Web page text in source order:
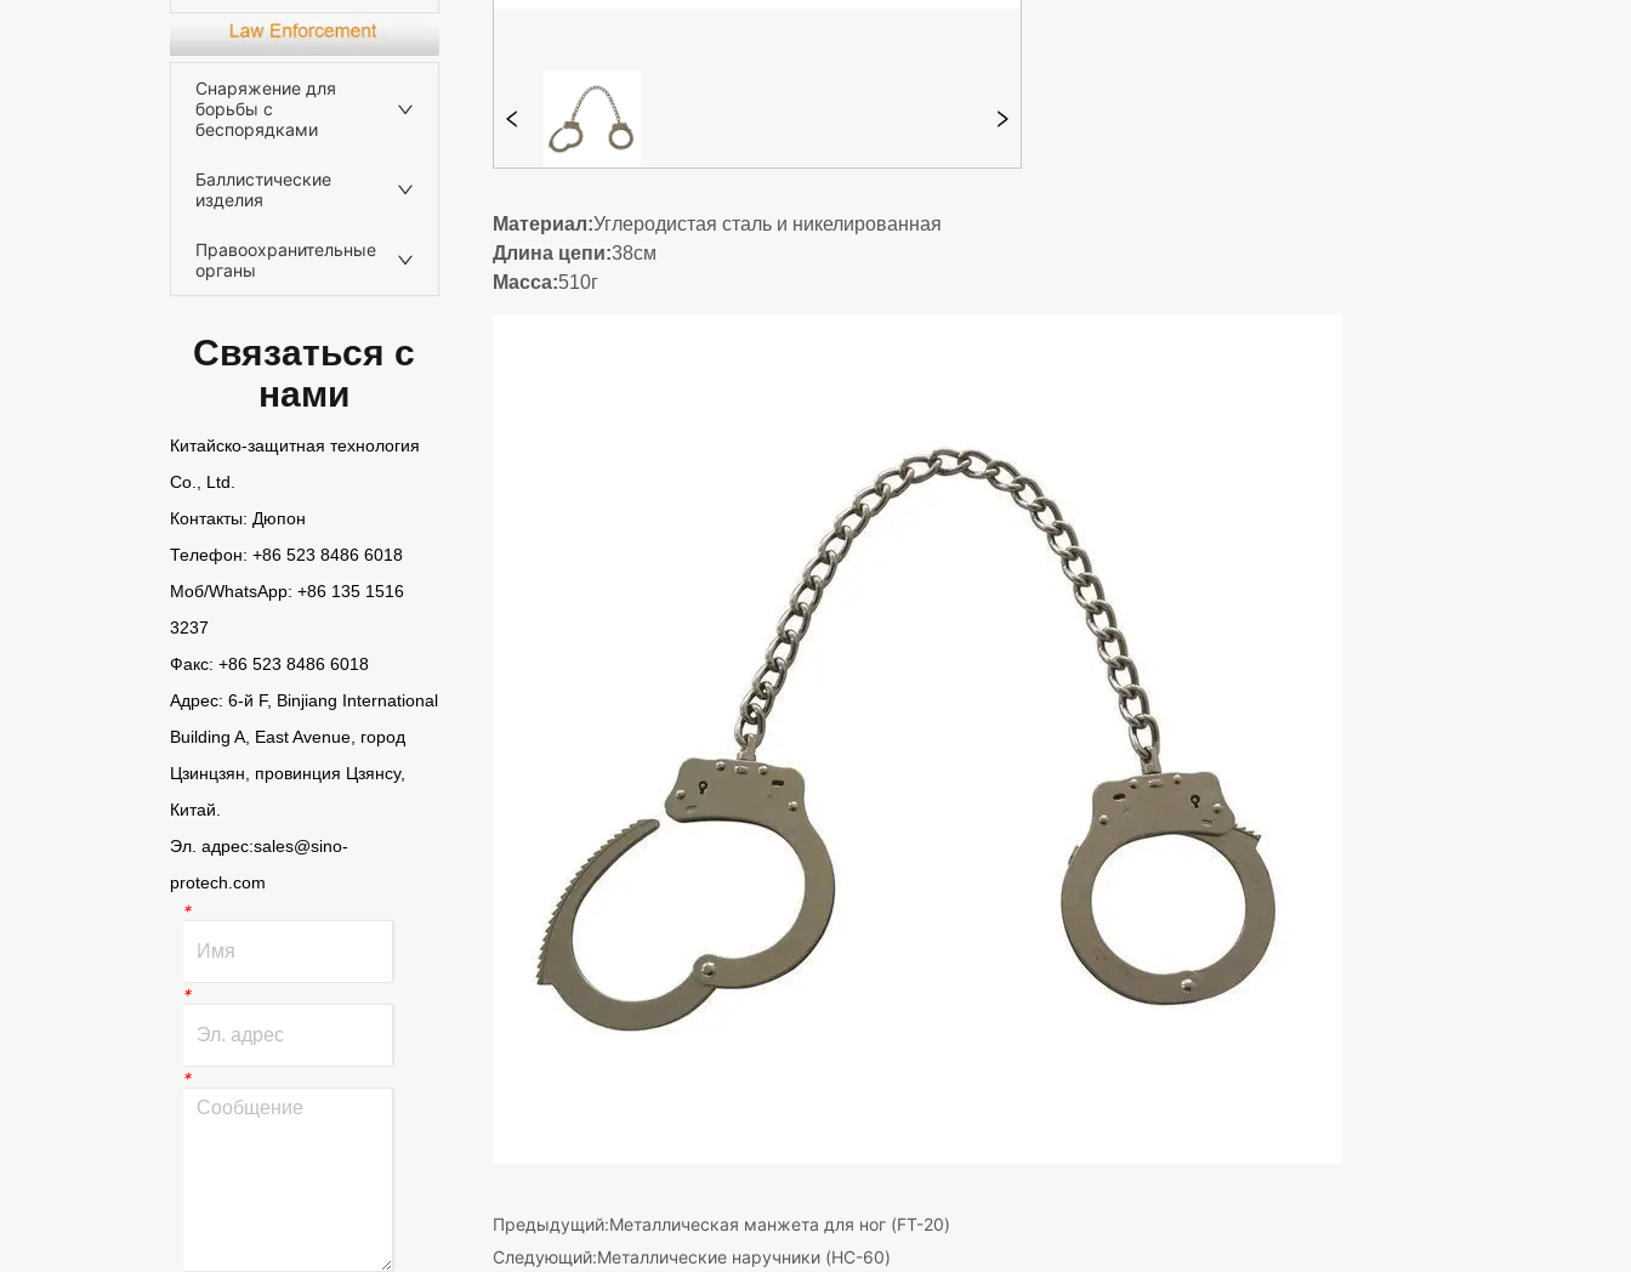
Снаряжение для
борьбы с
беспорядками
Баллистические
изделия
Правоохранительные
органы
Связаться с
нами
Китайско-защитная технология
Co., Ltd.
Контакты: Дюпон
Телефон: +86 523 8486 6018
Моб/WhatsApp: +86 135 1516
3237
Факс: +86 523 8486 6018
Адрес: 6-й F, Binjiang International
Building A, East Avenue, город
Цзинцзян, провинция Цзянсу,
Китай.
Эл. адрес:sales@sino-
protech.com
*
*
*
Предыдущий:Металлическая манжета для ног (FT-20)
Следующий:Металлические наручники (HC-60)